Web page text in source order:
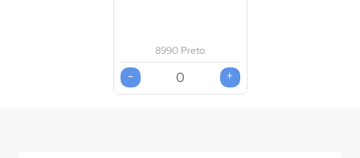
8990 Preto
- +